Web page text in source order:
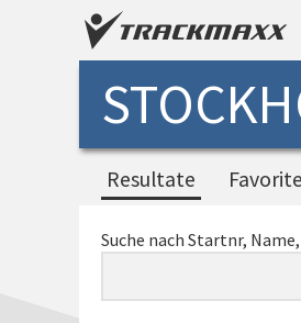
Resultate
Suche nach Startnr,